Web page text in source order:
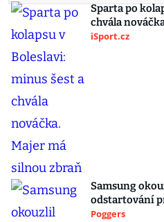
Sparta po
chvála
iSport.cz
Samsung
odstartování
Poggers